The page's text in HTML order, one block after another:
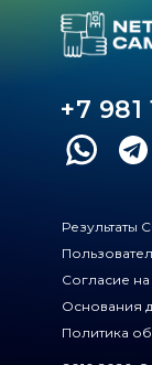
+7
Основания
Результаты
Согласие
Политика